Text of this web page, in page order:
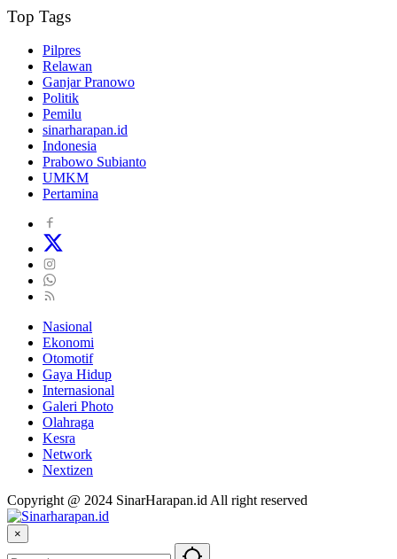
Top Tags
Pilpres
Relawan
Ganjar Pranowo
Politik
Pemilu
sinarharapan.id
Indonesia
Prabowo Subianto
UMKM
Pertamina
Nasional
Ekonomi
Otomotif
Gaya Hidup
Internasional
Galeri Photo
Olahraga
Kesra
Network
Nextizen
Copyright @ 2024 SinarHarapan.id All right reserved
×